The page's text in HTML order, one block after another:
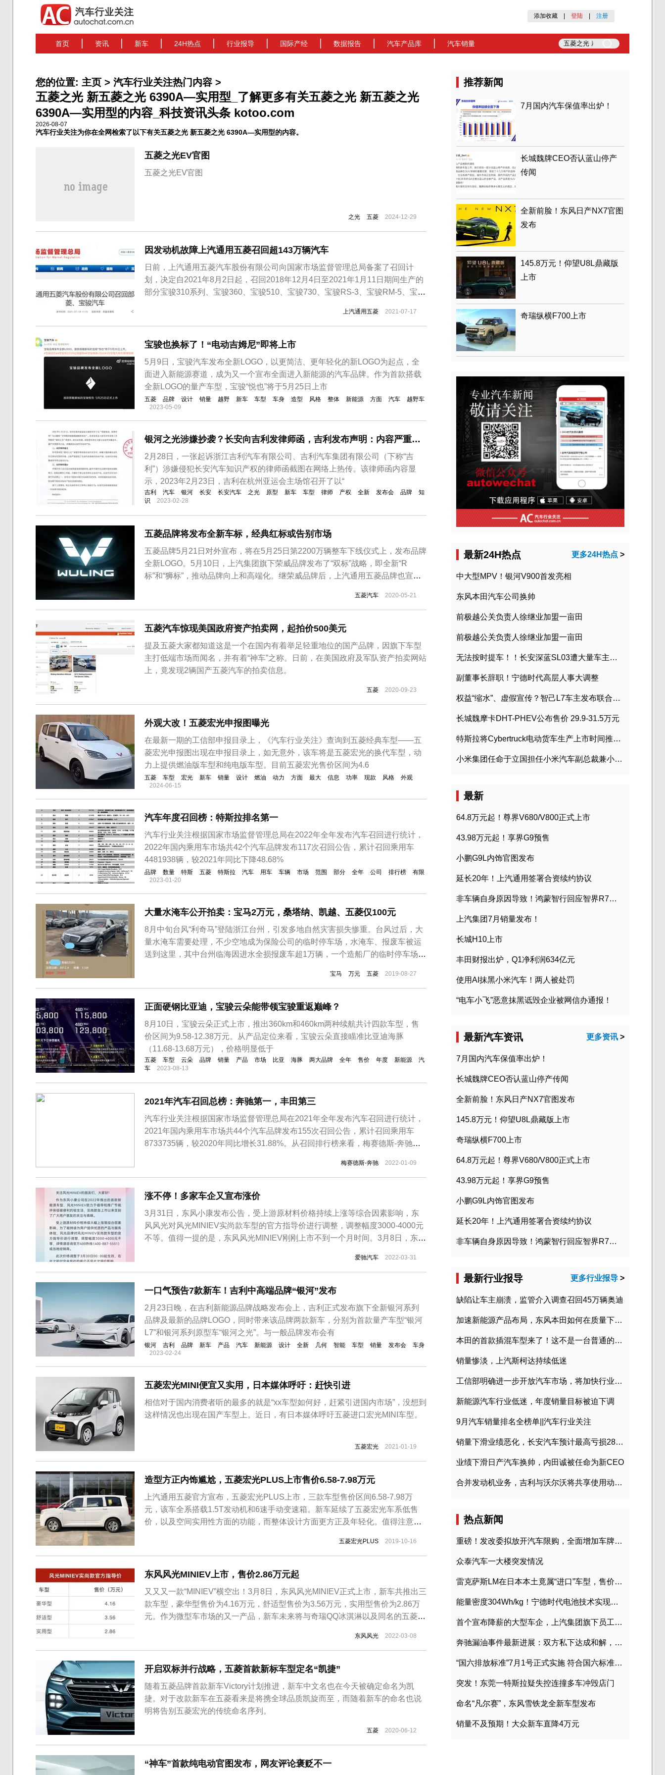
添加收藏 登陆 注册
首页 资讯 新车 24H热点 行业报导 国际产经 数据报告 汽车产品库 汽车销量
您的位置: 主页 > 汽车行业关注热门内容 >
五菱之光 新五菱之光 6390A—实用型_了解更多有关五菱之光 新五菱之光
6390A—实用型的内容_科技资讯头条 kotoo.com
2026-08-07
汽车行业关注为你在全网检索了以下有关五菱之光 新五菱之光 6390A—实用型的内容。
五菱之光EV官图
五菱之光EV官图
之光 五菱 2024-12-29
因发动机故障上汽通用五菱召回超143万辆汽车
日前，上汽通用五菱汽车股份有限公司向国家市场监督管理总局备案了召回计
划，决定自2021年8月2日起，召回2018年12月4日至2021年1月11日期间生产的
部分宝骏310系列、宝骏360、宝骏510、宝骏730、宝骏RS-3、宝骏RM-5、宝骏
辆。本次召回范围内部分车辆发动机曲轴箱强制通风阀阀芯耐磨性不足，阀芯磨
损后机油...
上汽通用五菱 2021-07-17
宝骏也换标了！“电动吉姆尼”即将上市
5月9日，宝骏汽车发布全新LOGO，以更简洁、更年轻化的新LOGO为起点，全
面进入新能源赛道，成为又一个宣布全面进入新能源的汽车品牌。作为首款搭载
全新LOGO的量产车型，宝骏“悦也”将于5月25日上市
五菱 品牌 设计 销量 越野 新车 车型 车身 造型 风格 整体 新能源 方面 汽车
越野车
2023-05-09
银河之光涉嫌抄袭？长安向吉利发律师函，吉利发布声明：内容严重失实
2月28日，一张起诉浙江吉利汽车有限公司、吉利汽车集团有限公司（下称“吉
利”）涉嫌侵犯长安汽车知识产权的律师函截图在网络上热传。该律师函内容显
示，2023年2月23日，吉利在杭州亚运会主场馆召开了以“
吉利 汽车 银河 长安 长安汽车 之光 原型 新车 车型 律师 产权 全新 发布会 品牌
知
识
2023-02-28
五菱品牌将发布全新车标，经典红标或告别市场
五菱品牌5月21日对外宣布，将在5月25日第2200万辆整车下线仪式上，发布品牌
全新LOGO。5月10日，上汽集团旗下荣威品牌发布了“双标”战略，即全新“R
标”和“狮标”，推动品牌向上和高端化。继荣威品牌后，上汽通用五菱品牌也宣布
同时五菱品牌全球银标也将正式发布，已经使用33年的五菱经典红标或成为历
史。实际上五菱品牌早就有...
五菱汽车 2020-05-21
五菱汽车惊现美国政府资产拍卖网，起拍价500美元
提及五菱大家都知道这是一个在国内有着举足轻重地位的国产品牌，因旗下车型
主打低端市场而闻名，并有着“神车”之称。日前，在美国政府及军队资产拍卖网站
上，竟发现2辆国产五菱汽车的拍卖信息。
五菱 2020-09-23
外观大改！五菱宏光申报图曝光
在最新一期的工信部申报目录上，《汽车行业关注》查询到五菱经典车型——五
菱宏光申报图出现在申报目录上，如无意外，该车将是五菱宏光的换代车型，动
力上提供燃油版车型和纯电版车型。目前五菱宏光售价区间为4.6
五菱 车型 宏光 新车 销量 设计 燃油 动力 方面 最大 信息 功率 现款 风格
外观
2024-06-15
汽车年度召回榜：特斯拉排名第一
汽车行业关注根据国家市场监督管理总局在2022年全年发布汽车召回进行统计，
2022年国内乘用车市场共42个汽车品牌发布117次召回公告，累计召回乘用车
4481938辆，较2021年同比下降48.68%
品牌 数量 特斯 五菱 特斯拉 汽车 用车 车辆 市场 范围 部分 全年 公司 排行榜
有限
2023-01-20
大量水淹车公开拍卖：宝马2万元，桑塔纳、凯越、五菱仅100元
8月中旬台风“利奇马”登陆浙江台州，引发多地自然灾害损失惨重。台风过后，大
量水淹车需要处理，不少空地成为保险公司的临时停车场，水淹车、报废车被运
送到这里，其中台州临海因进水全损报废车超1万辆，一个造船厂的临时停车场停
公司委托给第三方进行销售。日前，台州临海的这些水淹车在网上公开拍卖，一
台丰田雷凌双擎起拍价为5万元，丰田汉兰达起拍...
宝马 万元 五菱 2019-08-27
正面硬钢比亚迪，宝骏云朵能带领宝骏重返巅峰？
8月10日，宝骏云朵正式上市，推出360km和460km两种续航共计四款车型，售
价区间为9.58-12.38万元。从产品定位来看，宝骏云朵直接瞄准比亚迪海豚
（11.68-13.68万元），价格明显低于
五菱 车型 云朵 品牌 销量 产品 市场 比亚 海豚 两大品牌 全年 售价 年度 新能源
汽
车
2023-08-13
2021年汽车召回总榜：奔驰第一，丰田第三
汽车行业关注根据国家市场监督管理总局在2021年全年发布汽车召回进行统计，
2021年国内乘用车市场共44个汽车品牌发布155次召回公告，累计召回乘用车
8733735辆，较2020年同比增长31.88%。从召回排行榜来看，梅赛德斯-奔驰力
监督管理总局备案召回计划，因通信模块软件的问题，召回部分进口和国产A
级、B级、C级、...
梅赛德斯-奔驰 2022-01-09
涨不停！多家车企又宣布涨价
3月31日，东风小康发布公告，受上游原材料价格持续上涨等综合因素影响，东
风风光对风光MINIEV实尚款车型的官方指导价进行调整，调整幅度3000-4000元
不等。值得一提的是，东风风光MINIEV刚刚上市不到一个月时间。3月8日，东风
价为3.56万元，实用型售价为2.86万元。据官网显示，当前豪华型售价为4.46万
元，...
爱驰汽车 2022-03-31
一口气预告7款新车！吉利中高端品牌“银河”发布
2月23日晚，在吉利新能源品牌战略发布会上，吉利正式发布旗下全新银河系列
品牌及最新的品牌LOGO，同时带来该品牌两款新车，分别为首款量产车型“银河
L7”和银河系列原型车“银河之光”。与一般品牌发布会有
银河 吉利 品牌 新车 产品 汽车 新能源 设计 全新 几何 智能 车型 销量 发布会
车身
2023-02-24
五菱宏光MINI便宜又实用，日本媒体呼吁：赶快引进
相信对于国内消费者听的最多的就是“xx车型如何好，赶紧引进国内市场”，没想到
这样情况也出现在国产车型上。近日，有日本媒体呼吁五菱进口宏光MINI车型。
五菱宏光 2021-01-19
造型方正内饰尴尬，五菱宏光PLUS上市售价6.58-7.98万元
上汽通用五菱官方宣布，五菱宏光PLUS上市，三款车型售价区间6.58-7.98万
元，该车全系搭载1.5T发动机和6速手动变速箱。新车延续了五菱宏光车系低售
价，以及空间实用性方面的功能，而整体设计方面更方正及年轻化。值得注意的
PLUS是五菱宏光家族的第五大系列车型，新车更注重外观设计，整体方正的造
型显得车身更宽阔，厚重的车头以及竖直的...
五菱宏光PLUS 2019-10-16
东风风光MINIEV上市，售价2.86万元起
又又又一款“MINIEV”横空出！3月8日，东风风光MINIEV正式上市，新车共推出三
款车型，豪华型售价为4.16万元，舒适型售价为3.56万元，实用型售价为2.86万
元。作为微型车市场的又一产品，新车未来将与奇瑞QQ冰淇淋以及同名的五菱宏
MINIEV同类的“小方盒”的车身设计，但是在部分细节处理上还是有所不同。新车
前脸采...
东风风光 2022-03-08
开启双标并行战略，五菱首款新标车型定名“凯捷”
随着五菱品牌首款新车Victory计划推进，新车中文名也在今天被确定命名为凯
捷。对于改款新车在五菱看来是将携全球品质凯旋而至，而随着新车的命名也说
明将告别五菱宏光的传统命名序列。
五菱 2020-06-12
“神车”首款纯电动官图发布，网友评论褒贬不一
推荐新闻
7月国内汽车保值率出炉！
长城魏牌CEO否认蓝山停产
传闻
全新前脸！东风日产NX7官图
发布
145.8万元！仰望U8L鼎藏版
上市
奇瑞纵横F700上市
最新24H热点 更多24H热点 >
中大型MPV！银河V900首发亮相
东风本田汽车公司换帅
前极越公关负责人徐继业加盟一亩田
前极越公关负责人徐继业加盟一亩田
无法按时提车！！长安深蓝SL03遭大量车主投诉
副董事长辞职！宁德时代高层人事大调整
权益“缩水”、虚假宣传？智己L7车主发布联合维权声明
长城魏摩卡DHT-PHEV公布售价 29.9-31.5万元
特斯拉将Cybertruck电动货车生产上市时间推迟到2023年初
小米集团任命于立国担任小米汽车副总裁兼小米汽车北京总部政委
最新
64.8万元起！尊界V680/V800正式上市
43.98万元起！享界G9预售
小鹏G9L内饰官图发布
延长20年！上汽通用签署合资续约协议
非车辆自身原因导致！鸿蒙智行回应智界R7起火事故
上汽集团7月销量发布！
长城H10上市
丰田财报出炉，Q1净利润634亿元
使用AI抹黑小米汽车！两人被处罚
“电车小飞”恶意抹黑诋毁企业被网信办通报！
最新汽车资讯 更多资讯 >
7月国内汽车保值率出炉！
长城魏牌CEO否认蓝山停产传闻
全新前脸！东风日产NX7官图发布
145.8万元！仰望U8L鼎藏版上市
奇瑞纵横F700上市
64.8万元起！尊界V680/V800正式上市
43.98万元起！享界G9预售
小鹏G9L内饰官图发布
延长20年！上汽通用签署合资续约协议
非车辆自身原因导致！鸿蒙智行回应智界R7起火事故
最新行业报导 更多行业报导 >
缺陷让车主崩溃，监管介入调查召回45万辆奥迪
加速新能源产品布局，东风本田如何在质量下转型？
本田的首款插混车型来了！这不是一台普通的CR-V
销量惨淡，上汽斯柯达持续低迷
工信部明确进一步开放汽车市场，将加快行业兼并重组
新能源汽车行业低迷，年度销量目标被迫下调
9月汽车销量排名全榜单||汽车行业关注
销量下滑业绩恶化，长安汽车预计最高亏损28亿元
业绩下滑日产汽车换帅，内田诚被任命为新CEO
合并发动机业务，吉利与沃尔沃将共享使用动力总成
热点新闻
重磅！发改委拟放开汽车限购，全面增加车牌指标
众泰汽车一大楼突发情况
雷克萨斯LM在日本本土竟属“进口”车型，售价2580万日元
能量密度304Wh/kg！宁德时代电池技术实现突破
首个宣布降薪的大型车企，上汽集团旗下员工降薪文件曝光
奔驰漏油事件最新进展：双方私下达成和解，工商已介入调查
“国六排放标准”7月1号正式实施 符合国六标准车型目录一览
突发！东莞一特斯拉疑失控连撞多车冲毁店门
命名“凡尔赛”，东风雪铁龙全新车型发布
销量不及预期！大众新车直降4万元